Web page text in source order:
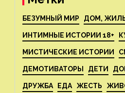
БЕЗУМНЫЙ МИР ДОМ,
ИНТИМНЫЕ ИСТОРИИ 18+
МИСТИЧЕСКИЕ ИСТОРИИ
ДЕМОТИВАТОРЫ ДЕТИ
ДРУЖБА ЕДА ЖЕСТЬ